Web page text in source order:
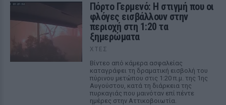
Πόρτο Γερμενό: Η στιγμή που οι
φλόγες εισβάλλουν στην
περιοχή στη 1:20 τα
ξημερώματα
ΧΤΕΣ
Βίντεο από κάμερα ασφαλείας
καταγράφει τη δραματική εισβολή του
πύρινου μετώπου στις 1:20 π.μ. της 1ης
Αυγούστου, κατά τη διάρκεια της
πυρκαγιάς που μαινόταν επί πέντε
ημέρες στην Αττικοβοιωτία.